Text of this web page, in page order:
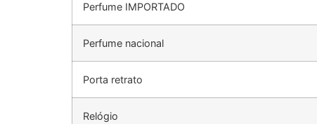
Perfume IMPORTADO
Perfume nacional
Porta retrato
Relógio